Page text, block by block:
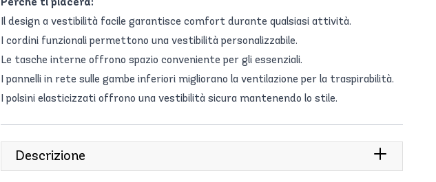
Il design a vestibilità facile garantisce comfort durante qualsiasi attività.
I cordini funzionali permettono una vestibilità personalizzabile.
Le tasche interne offrono spazio conveniente per gli essenziali.
I pannelli in rete sulle gambe inferiori migliorano la ventilazione per la traspirabilità.
I polsini elasticizzati offrono una vestibilità sicura mantenendo lo stile.
Descrizione